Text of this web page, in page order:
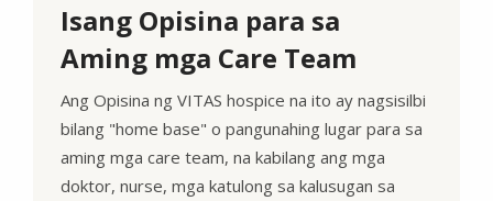
Isang Opisina para sa
Aming mga Care Team
Ang Opisina ng VITAS hospice na ito ay nagsisilbi
bilang "home base" o pangunahing lugar para sa
aming mga care team, na kabilang ang mga
doktor, nurse, mga katulong sa kalusugan sa